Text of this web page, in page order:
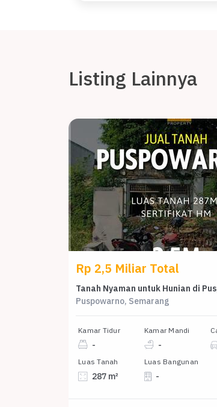
Listing Lainnya
Rp 2,5 Miliar Total
Puspowarno, Semarang
Kamar Tidur
-
Kamar Mandi
-
Luas Tanah
287 m²
Luas Bangunan
-